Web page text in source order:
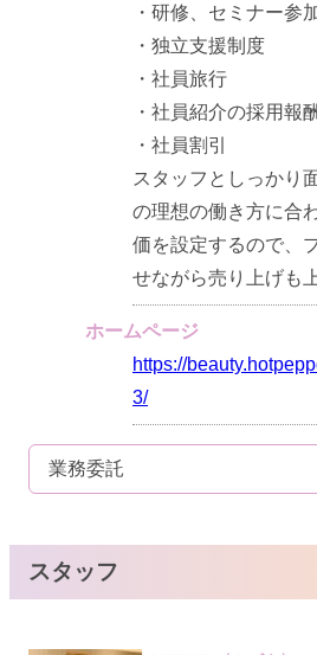
・研修、セミナー参
・独立支援制度
・社員旅行
・社員紹介の採用報
・社員割引
スタッフとしっかり
の理想の働き方に合
価を設定するので、
せながら売り上げも
ホームページ
https://
3/
業務委託
スタッフ